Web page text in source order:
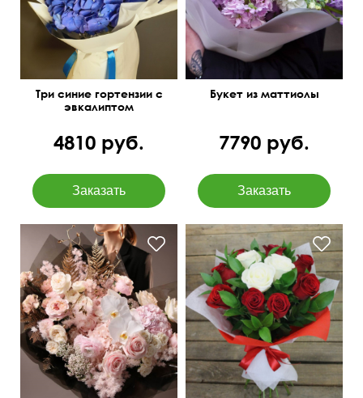
Три синие гортензии с
эвкалиптом
4810 руб.
Букет из маттиолы
7790 руб.
Озотамнус, орхидея
ванда, аспарагус,
сухоцветы
Двойной фетр
50 см
40 см